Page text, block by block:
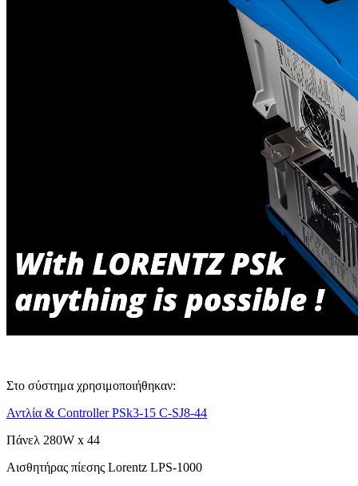
Στο σύστημα χρησιμοποιήθηκαν:
Αντλία & Controller PSk3-15 C-SJ8-44
Πάνελ 280W x 44
Αισθητήρας πίεσης Lorentz LPS-1000